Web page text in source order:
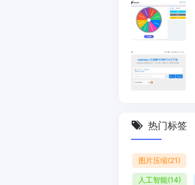
热门标签
图片压缩(21)
人工智能(14)